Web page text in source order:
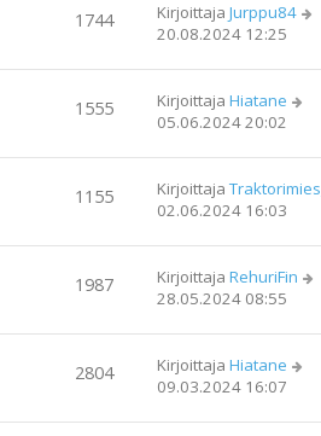
1744 Kirjoittaja Jurppu84
20.08.2024 12:25
1555 Kirjoittaja Hiatane
05.06.2024 20:02
1155 Kirjoittaja Traktorimies_
02.06.2024 16:03
1987 Kirjoittaja RehuriFin
28.05.2024 08:55
2804 Kirjoittaja Hiatane
09.03.2024 16:07